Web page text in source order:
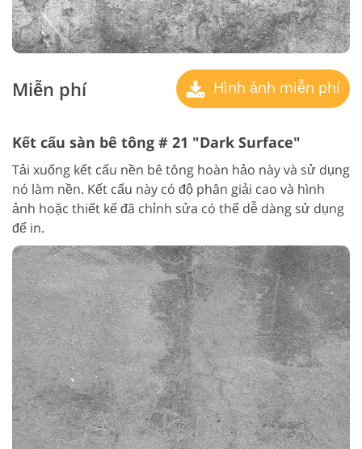
Miễn phí Hình ảnh miễn phí
Kết cấu sàn bê tông # 21 "Dark Surface"
Tải xuống kết cấu nền bê tông hoàn hảo này và sử dụng
nó làm nền. Kết cấu này có độ phân giải cao và hình
ảnh hoặc thiết kế đã chỉnh sửa có thể dễ dàng sử dụng
để in.